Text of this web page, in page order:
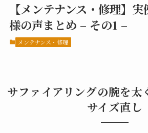
【メンテナンス・修理】
様の声まとめ – その1 –
メンテナンス・修理
サファイアリングの腕を太
サイズ直し